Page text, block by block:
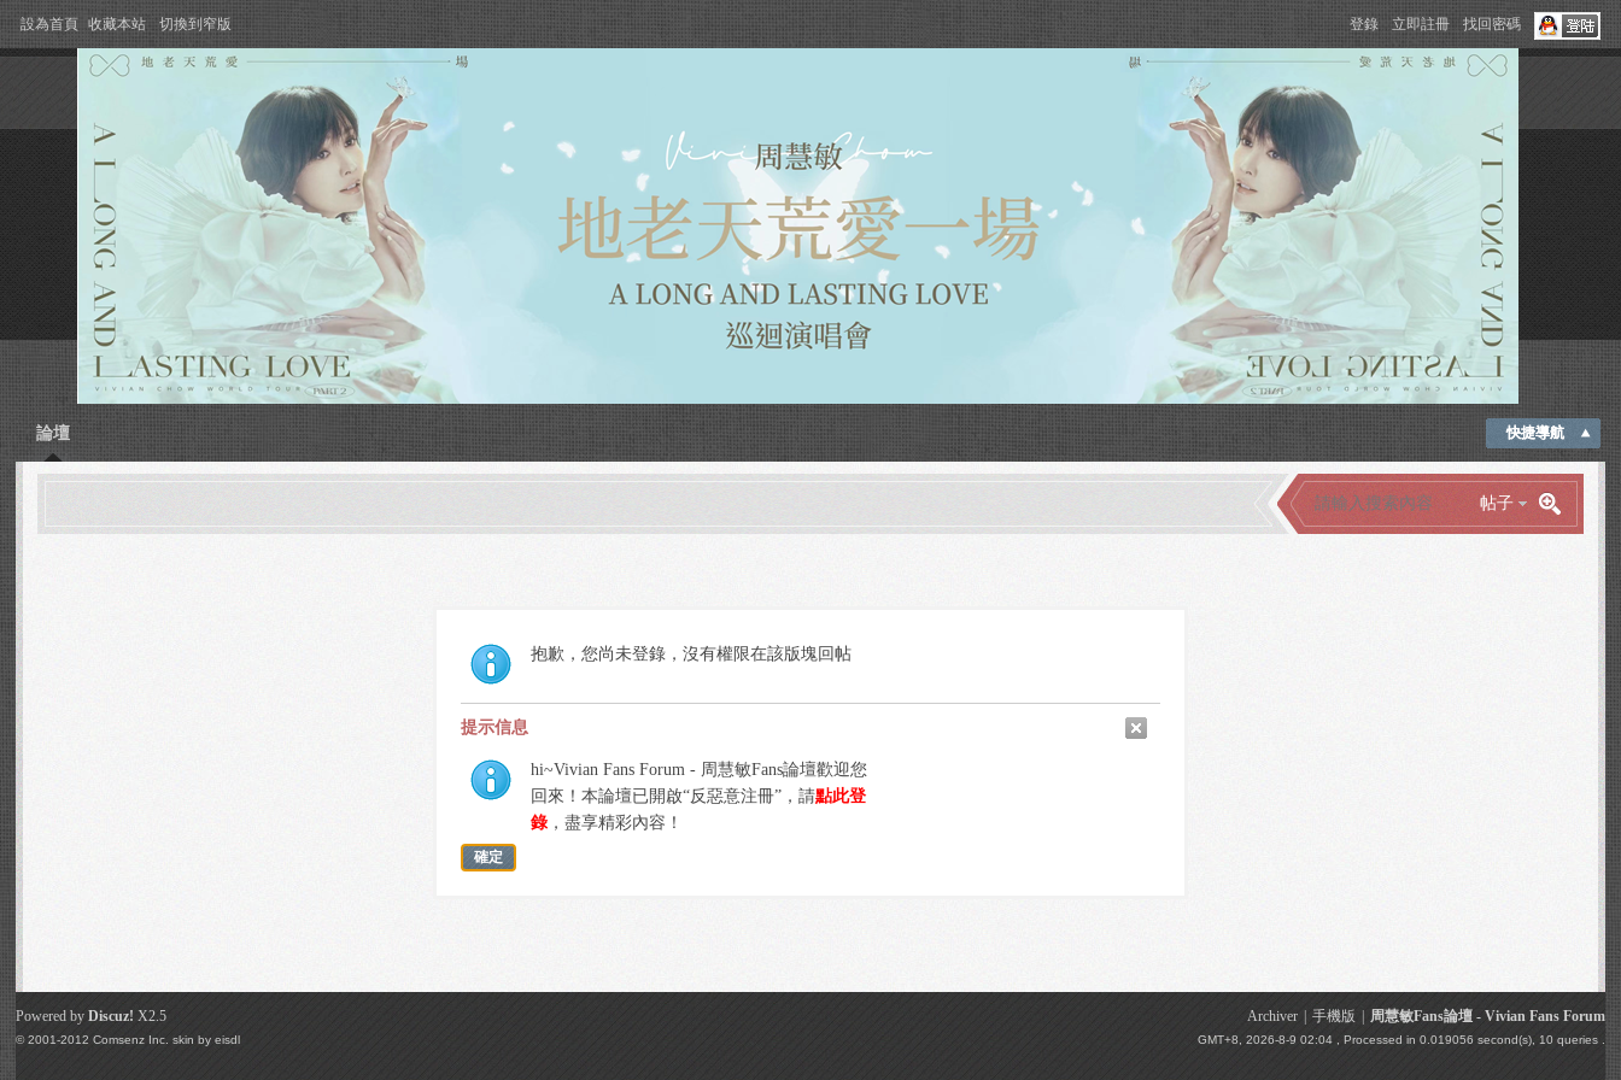
設為首頁 收藏本站 切換到窄版 登錄 立即註冊 找回密碼
快捷導航
論壇
帖子
抱歉，您尚未登錄，沒有權限在該版塊回帖
提示信息
hi~Vivian Fans Forum - 周慧敏Fans論壇歡迎您
回來！本論壇已開啟“反惡意注冊”，請點此登
錄，盡享精彩內容！
確定
Archiver 手機版 周慧敏Fans論壇 - Vivian Fans Forum
GMT+8, 2026-8-9 02:04, Processed in 0.019056 second(s), 10 queries .
Powered byDiscuz! X2.5
© 2001-2012Comsenz Inc. skin byeisdl